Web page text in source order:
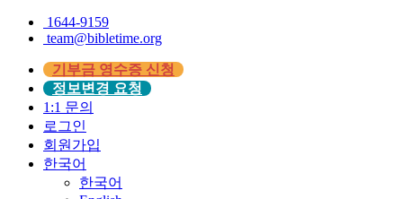
1644-9159
team@bibletime.org
기부금 영수증 신청
정보변경 요청
1:1 문의
로그인
회원가입
한국어
한국어